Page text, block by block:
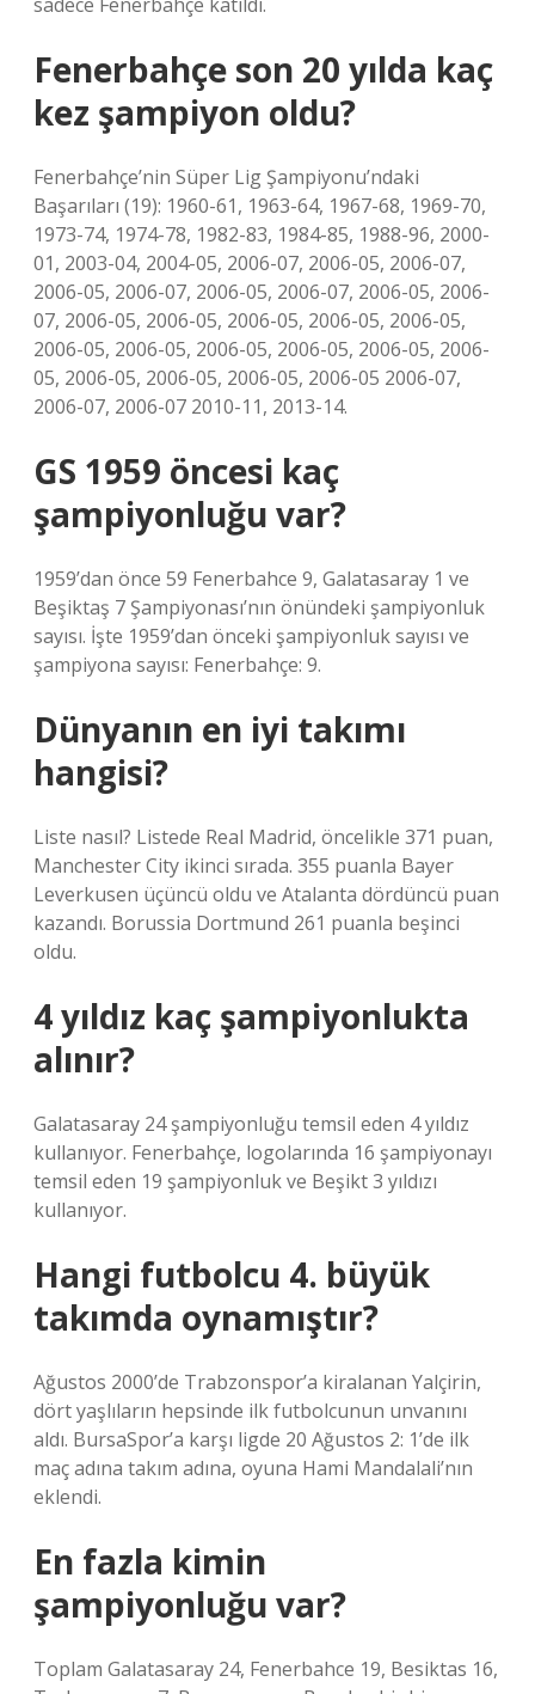
Fenerbahçe son 20 yılda kaç
kez şampiyon oldu?
Fenerbahçe’nin Süper Lig Şampiyonu’ndaki
Başarıları (19): 1960-61, 1963-64, 1967-68, 1969-70,
1973-74, 1974-78, 1982-83, 1984-85, 1988-96, 2000-
01, 2003-04, 2004-05, 2006-07, 2006-05, 2006-07,
2006-05, 2006-07, 2006-05, 2006-07, 2006-05, 2006-
07, 2006-05, 2006-05, 2006-05, 2006-05, 2006-05,
2006-05, 2006-05, 2006-05, 2006-05, 2006-05, 2006-
05, 2006-05, 2006-05, 2006-05, 2006-05 2006-07,
2006-07, 2006-07 2010-11, 2013-14.
GS 1959 öncesi kaç
şampiyonluğu var?
1959’dan önce 59 Fenerbahce 9, Galatasaray 1 ve
Beşiktaş 7 Şampiyonası’nın önündeki şampiyonluk
sayısı. İşte 1959’dan önceki şampiyonluk sayısı ve
şampiyona sayısı: Fenerbahçe: 9.
Dünyanın en iyi takımı
hangisi?
Liste nasıl? Listede Real Madrid, öncelikle 371 puan,
Manchester City ikinci sırada. 355 puanla Bayer
Leverkusen üçüncü oldu ve Atalanta dördüncü puan
kazandı. Borussia Dortmund 261 puanla beşinci
oldu.
4 yıldız kaç şampiyonlukta
alınır?
Galatasaray 24 şampiyonluğu temsil eden 4 yıldız
kullanıyor. Fenerbahçe, logolarında 16 şampiyonayı
temsil eden 19 şampiyonluk ve Beşikt 3 yıldızı
kullanıyor.
Hangi futbolcu 4. büyük
takımda oynamıştır?
Ağustos 2000’de Trabzonspor’a kiralanan Yalçirin,
dört yaşlıların hepsinde ilk futbolcunun unvanını
aldı. BursaSpor’a karşı ligde 20 Ağustos 2: 1’de ilk
maç adına takım adına, oyuna Hami Mandalali’nın
eklendi.
En fazla kimin
şampiyonluğu var?
Toplam Galatasaray 24, Fenerbahce 19, Besiktas 16,